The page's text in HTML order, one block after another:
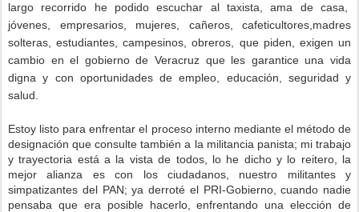
largo recorrido he podido escuchar al taxista, ama de casa,
jóvenes, empresarios, mujeres, cañeros, cafeticultores, madres
solteras, estudiantes, campesinos, obreros, que piden, exigen un
cambio en el gobierno de Veracruz que les garantice una vida
digna y con oportunidades de empleo, educación, seguridad y
salud.
Estoy listo para enfrentar el proceso interno mediante el método de
designación que consulte también a la militancia panista; mi trabajo
y trayectoria está a la vista de todos, lo he dicho y lo reitero, la
mejor alianza es con los ciudadanos, nuestro militantes y
simpatizantes del PAN; ya derroté el PRI-Gobierno, cuando nadie
pensaba que era posible hacerlo, enfrentando una elección de